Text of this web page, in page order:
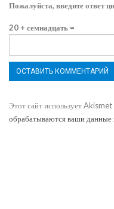
Пожалуйста, введите ответ
20 + семнадцать =
Этот сайт использует
обрабатываются ваши данные